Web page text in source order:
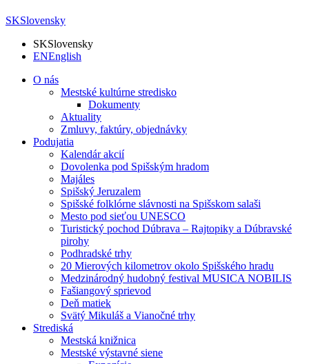
SKSlovensky
SKSlovensky
ENEnglish
O nás
Mestské kultúrne stredisko
Dokumenty
Aktuality
Zmluvy, faktúry, objednávky
Podujatia
Kalendár akcií
Dovolenka pod Spišským hradom
Majáles
Spišský Jeruzalem
Spišské folklórne slávnosti na Spišskom salaši
Mesto pod sieťou UNESCO
Turistický pochod Dúbrava – Rajtopiky a Dúbravské
pirohy
Podhradské trhy
20 Mierových kilometrov okolo Spišského hradu
Medzinárodný hudobný festival MUSICA NOBILIS
Fašiangový sprievod
Deň matiek
Svätý Mikuláš a Vianočné trhy
Strediská
Mestská knižnica
Mestské výstavné siene